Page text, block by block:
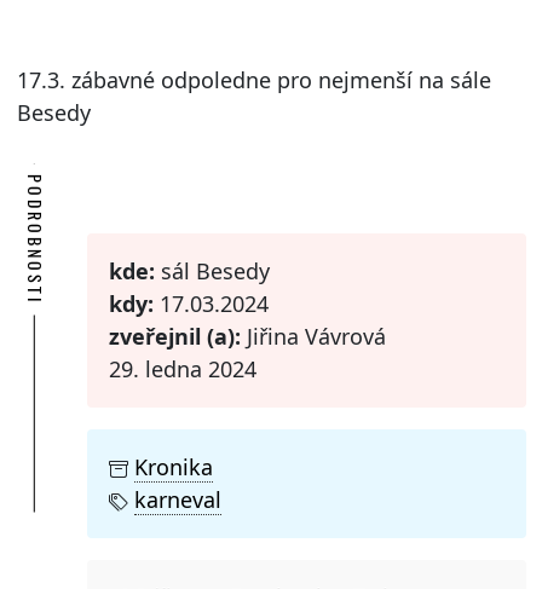
17.3. zábavné odpoledne pro nejmenší na sále
Besedy
PODROBNOSTI kde: sál Besedy
kdy: 17.03.2024
zveřejnil (a): Jiřina Vávrová
29. ledna 2024
Kronika
karneval